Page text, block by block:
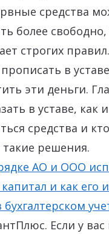
средства
более
строгих
в
эти деньги.
в уставе, как
средства и
решения.
АО и ООО
и как его
Если у вас